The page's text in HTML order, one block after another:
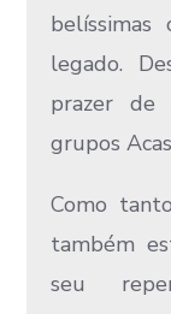
belíssimas
legado.
prazer de
grupos
Como
também
seu